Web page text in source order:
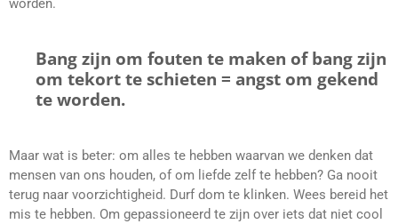
worden.
Bang zijn om fouten te maken of bang zijn
om tekort te schieten = angst om gekend
te worden.
Maar wat is beter: om alles te hebben waarvan we denken dat
mensen van ons houden, of om liefde zelf te hebben? Ga nooit
terug naar voorzichtigheid. Durf dom te klinken. Wees bereid het
mis te hebben. Om gepassioneerd te zijn over iets dat niet cool